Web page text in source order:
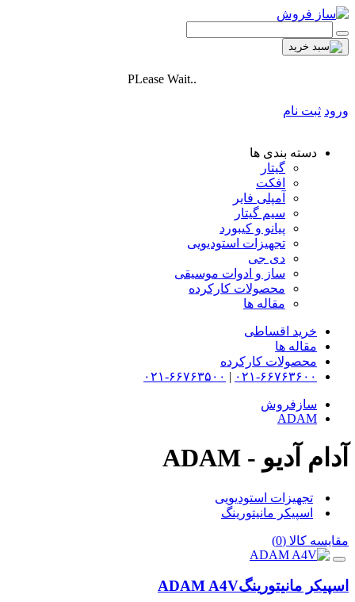
PLease Wait..
ورود ثبت نام
دسته بندی ها
گیتار
افکت
آمپلی فایر
سیم گیتار
پیانو و کیبورد
تجهیزات استودیویی
دی جی
ساز و ادوات موسیقی
محصولات کارکرده
مقاله ها
خرید اقساطی
مقاله ها
محصولات کارکرده
۰۲۱-۶۶۷۶۳۶۰۰ | ۰۲۱-۶۶۷۶۳۵۰۰
سازفروش
ADAM
آدام آدیو - ADAM
تجهیزات استودیویی
اسپیکر مانیتورینگ
مقایسه کالا (0)
اسپیکر مانیتورینگADAM A4V